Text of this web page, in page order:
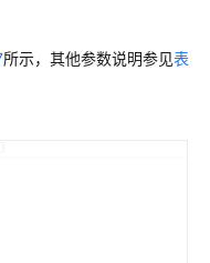
所示，其他参数说明参见表